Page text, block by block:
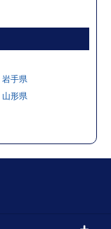
岩手県
山形県